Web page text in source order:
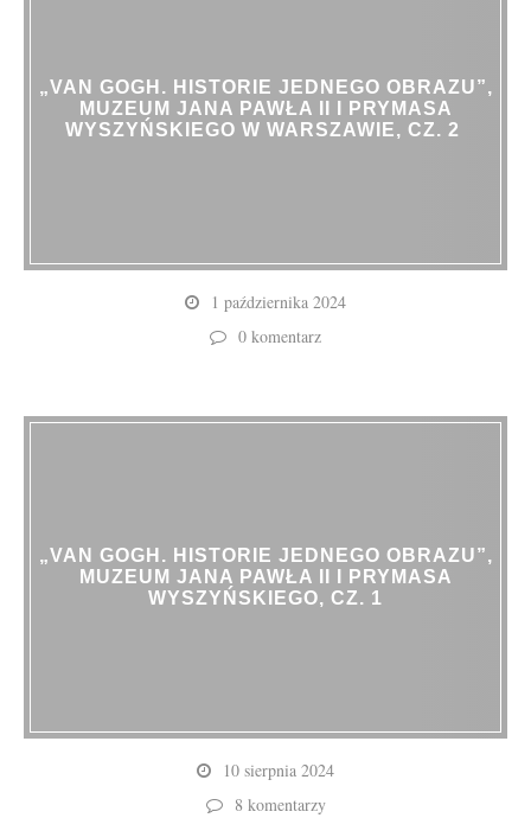
„VAN GOGH. HISTORIE JEDNEGO OBRAZU”,
MUZEUM JANA PAWŁA II I PRYMASA
WYSZYŃSKIEGO W WARSZAWIE, CZ. 2
1 października 2024
0 komentarz
„VAN GOGH. HISTORIE JEDNEGO OBRAZU”,
MUZEUM JANA PAWŁA II I PRYMASA
WYSZYŃSKIEGO, CZ. 1
10 sierpnia 2024
8 komentarzy